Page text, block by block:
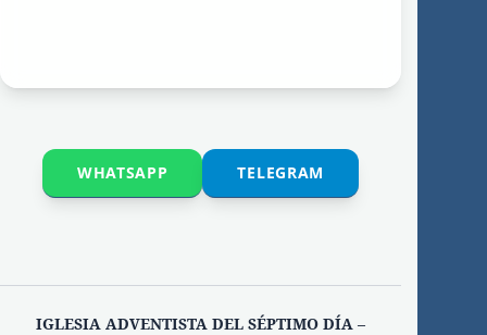
WHATSAPP TELEGRAM
IGLESIA ADVENTISTA DEL SÉPTIMO DÍA –